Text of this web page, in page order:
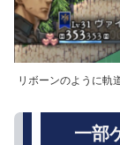
リボーンのように軌
一部